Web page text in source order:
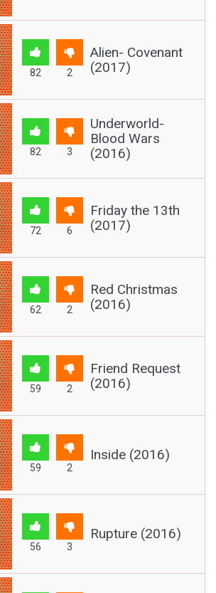
82 2
Alien- Covenant
(2017)
82 3
Underworld-
Blood Wars
(2016)
72 6
Friday the 13th
(2017)
62 2
Red Christmas
(2016)
59 2
Friend Request
(2016)
59 2
Inside (2016)
56 3
Rupture (2016)